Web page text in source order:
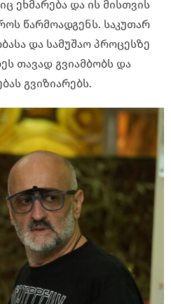
ეხმარება და ის მისთვის
წარმოადგენს. საკუთარ
და სამუშაო პროცესზე
თავად გვიამბობს და
გვიზიარებს.